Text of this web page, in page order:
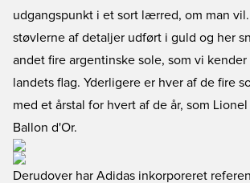
udgangspunkt i et sort lærred, om man
støvlerne af detaljer udført i guld og her
andet fire argentinske sole, som vi
landets flag. Yderligere er hver af de fire
med et årstal for hvert af de år, som
Ballon d'Or.
Derudover har Adidas inkorporeret